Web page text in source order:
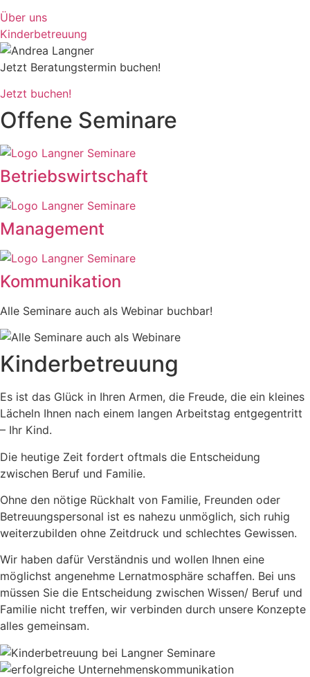
Über uns
Kinderbetreuung
Jetzt Beratungstermin buchen!
Jetzt buchen!
Offene Seminare
Betriebswirtschaft
Management
Kommunikation
Alle Seminare auch als Webinar buchbar!
Kinderbetreuung
Es ist das Glück in Ihren Armen, die Freude, die ein kleines
Lächeln Ihnen nach einem langen Arbeitstag entgegentritt
– Ihr Kind.
Die heutige Zeit fordert oftmals die Entscheidung
zwischen Beruf und Familie.
Ohne den nötige Rückhalt von Familie, Freunden oder
Betreuungspersonal ist es nahezu unmöglich, sich ruhig
weiterzubilden ohne Zeitdruck und schlechtes Gewissen.
Wir haben dafür Verständnis und wollen Ihnen eine
möglichst angenehme Lernatmosphäre schaffen. Bei uns
müssen Sie die Entscheidung zwischen Wissen/ Beruf und
Familie nicht treffen, wir verbinden durch unsere Konzepte
alles gemeinsam.